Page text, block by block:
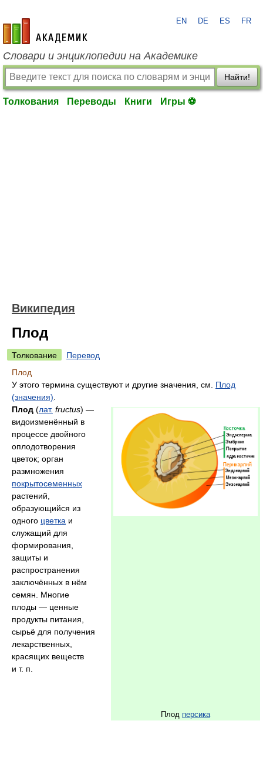
academic.ru
EN DE ES FR
Словари и энциклопедии на Академике
Найти!
Толкования Переводы Книги Игры ⚽
Википедия
Плод
Толкование
Перевод
Плод
У этого термина существуют и другие значения, см. Плод
(значения)
Плод персика
Плод (лат. fructus) —
видоизменённый в
процессе двойного
оплодотворения
цветок; орган
размножения
покрытосеменных
растений,
образующийся из
одного цветка и
служащий для
формирования,
защиты и
распространения
заключённых в нём
семян. Многие
плоды — ценные
продукты питания,
сырьё для получения
лекарственных,
красящих веществ
и т. п.